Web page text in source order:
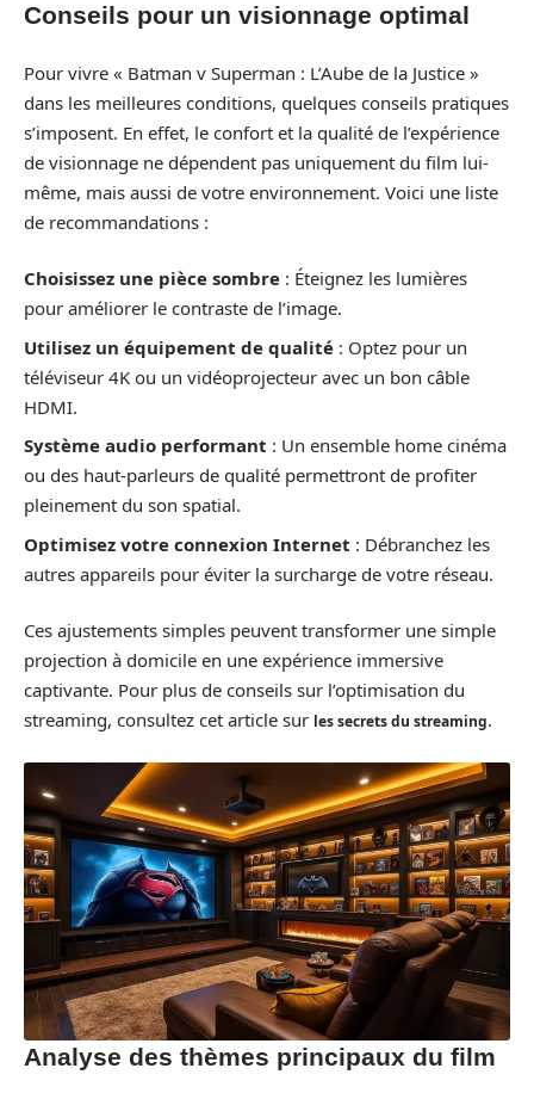
Conseils pour un visionnage optimal
Pour vivre « Batman v Superman : L’Aube de la Justice »
dans les meilleures conditions, quelques conseils pratiques
s’imposent. En effet, le confort et la qualité de l’expérience
de visionnage ne dépendent pas uniquement du film lui-
même, mais aussi de votre environnement. Voici une liste
de recommandations :
Choisissez une pièce sombre : Éteignez les lumières
pour améliorer le contraste de l’image.
Utilisez un équipement de qualité : Optez pour un
téléviseur 4K ou un vidéoprojecteur avec un bon câble
HDMI.
Système audio performant : Un ensemble home cinéma
ou des haut-parleurs de qualité permettront de profiter
pleinement du son spatial.
Optimisez votre connexion Internet : Débranchez les
autres appareils pour éviter la surcharge de votre réseau.
Ces ajustements simples peuvent transformer une simple
projection à domicile en une expérience immersive
captivante. Pour plus de conseils sur l’optimisation du
streaming, consultez cet article sur les secrets du streaming.
Analyse des thèmes principaux du film